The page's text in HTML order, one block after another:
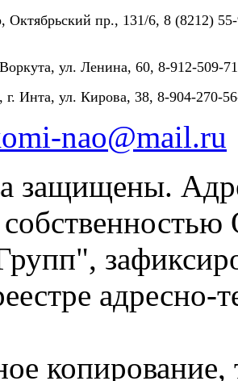
Октябрьский пр., 131/6, 8 (8212)
ул. Ленина, 60, 8-912-509-
г. Инта, ул. Кирова, 38, 8-904-270-
nao@mail.ru
защищены.
адресно-